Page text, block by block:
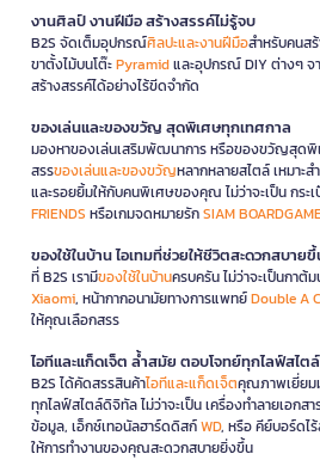
งานศิลป์ งานฝีมือ สร้างสรรค์ไม่รู้จบ
B2S จัดเต็มอุปกรณ์ศิลปะและงานฝีมือสำหรับคนส
ขาตั้งไม้บนโต๊ะPyramidและอุปกรณ์ DIY ต่างๆ จ
สร้างสรรค์ได้อย่างไร้ขีดจำกัด
ของเล่นและของขวัญ สุดพิเศษทุกเทศกาล
มองหาของเล่นเสริมพัฒนาการ หรือของขวัญสุดพิ
สรรของเล่นและของขวัญหลากหลายสไตล์ เหมาะ
และรอยยิ้มให้กับคนพิเศษของคุณ ไม่ว่าจะเป็น กระ
FRIENDS หรือเกมจดหมายรักSIAM
ของใช้ในบ้าน ไอเทมที่ช่วยให้ชีวิตสะดวกสบาย
ที่ B2S เรามีของใช้ในบ้านครบครัน ไม่ว่าจะเป็นกาต้ม
Xiaomi, หน้ากากอนามัยทางการแพทย์Double A
ให้คุณเลือกสรร
ไอทีและแก็ดเจ็ต ล้ำสมัย ตอบโจทย์ทุกไลฟ์สไตล์
B2S ได้คัดสรรสินค้าไอทีและแก็ดเจ็ตคุณภาพเยี่ยม
ทุกไลฟ์สไตล์ดิจิทัล ไม่ว่าจะเป็น เครื่องทำลายเอกสา
ข้อมูล, เอ็กซ์เทอนัลฮาร์ดดิสก์WD, หรือ คีย์บอร์ดไ
ให้การทำงานของคุณสะดวกสบายยิ่งขึ้น